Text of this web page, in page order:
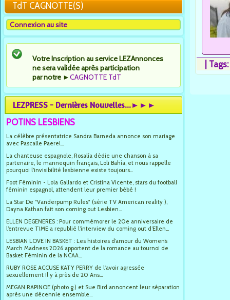
TdT CAGNOTTE(S)
Connexion au site
Votre Inscription au service LEZAnnonces
ne sera validée après participation
par notre ►CAGNOTTE TdT
LEZPRESS - Dernières Nouvelles...►►►
POTINS LESBIENS
La célèbre présentatrice Sandra Barneda annonce son mariage
avec Pascalle Paerel...
La chanteuse espagnole, Rosalía dédie une chanson à sa
partenaire, le mannequin français, Loli Bahía, et nous rappelle
pourquoi l’invisibilité lesbienne existe toujours...
Foot Féminin - Lola Gallardo et Cristina Vicente, stars du football
féminin espagnol, attendent leur premier bébé !
La Star De "Vanderpump Rules" (série TV American reality ),
Dayna Kathan fait son coming out Lesbien...
ELLEN DEGENERES : Pour commémorer le 20e anniversaire de
l’entrevue TIME a republié l’interview du coming out d’Ellen...
LESBIAN LOVE IN BASKET : Les histoires d’amour du Women’s
March Madness 2026 apportent de la romance au tournoi de
Basket Féminin de la NCAA...
RUBY ROSE ACCUSE KATY PERRY de l'avoir agressée
sexuellement Il y à près de 20 Ans...
MEGAN RAPINOE (photo g.) et Sue Bird annoncent leur séparation
après une décennie ensemble...
Tags: